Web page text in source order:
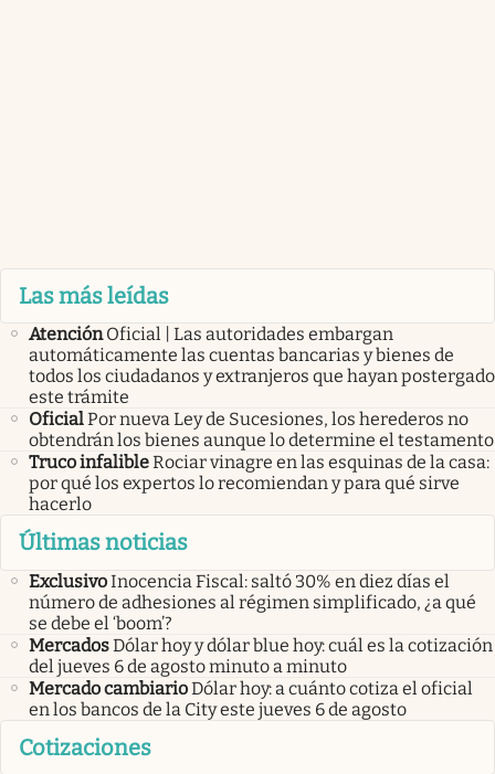
Las más leídas
Atención Oficial | Las autoridades embargan
automáticamente las cuentas bancarias y bienes de
todos los ciudadanos y extranjeros que hayan postergado
este trámite
OficialPor nueva Ley de Sucesiones, los herederos no
obtendrán los bienes aunque lo determine el testamento
Truco infalibleRociar vinagre en las esquinas de la casa:
por qué los expertos lo recomiendan y para qué sirve
hacerlo
Últimas noticias
ExclusivoInocencia Fiscal: saltó 30% en diez días el
número de adhesiones al régimen simplificado, ¿a qué
se debe el ‘boom’?
MercadosDólar hoy y dólar blue hoy: cuál es la cotización
del jueves 6 de agosto minuto a minuto
Mercado cambiarioDólar hoy: a cuánto cotiza el oficial
en los bancos de la City este jueves 6 de agosto
Cotizaciones